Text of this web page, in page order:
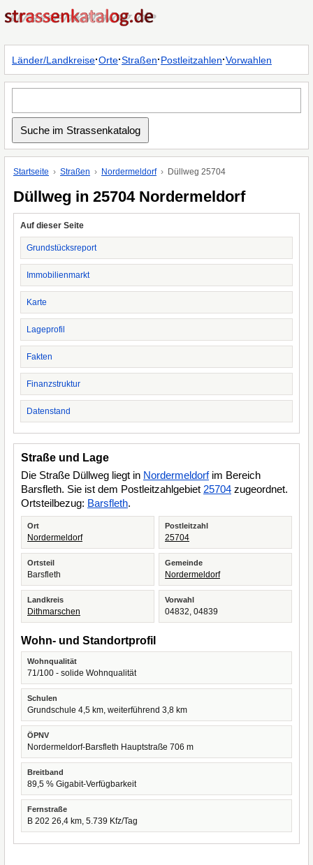
Länder/Landkreise·Orte·Straßen·Postleitzahlen·Vorwahlen
Startseite Straßen Nordermeldorf Düllweg 25704
Düllweg in 25704 Nordermeldorf
Auf dieser Seite
Grundstücksreport
Immobilienmarkt
Karte
Lageprofil
Fakten
Finanzstruktur
Datenstand
Straße und Lage
Die Straße Düllweg liegt in Nordermeldorfim Bereich
Barsfleth. Sie ist dem Postleitzahlgebiet 25704 zugeordnet.
Ortsteilbezug: Barsfleth.
Ort
Nordermeldorf
Postleitzahl
25704
Ortsteil
Barsfleth
Gemeinde
Nordermeldorf
Landkreis
Dithmarschen
Vorwahl
04832, 04839
Wohn- und Standortprofil
Wohnqualität
71/100 - solide Wohnqualität
Schulen
Grundschule 4,5 km, weiterführend 3,8 km
ÖPNV
Nordermeldorf-Barsfleth Hauptstraße 706 m
Breitband
89,5 % Gigabit-Verfügbarkeit
Fernstraße
B 202 26,4 km, 5.739 Kfz/Tag